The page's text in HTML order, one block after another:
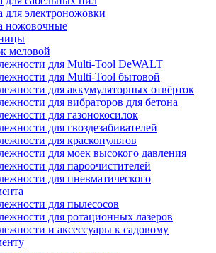
для электроножовки
ножовочные
меловой
для Multi-Tool DeWALT
для Multi-Tool бытовой
для аккумуляторных отвёрток
для вибраторов для бетона
для газонокосилок
для гвоздезабивателей
для краскопультов
для моек высокого давления
для пароочистителей
для пневматического
для пылесосов
для ротационных лазеров
и аксессуары к садовому